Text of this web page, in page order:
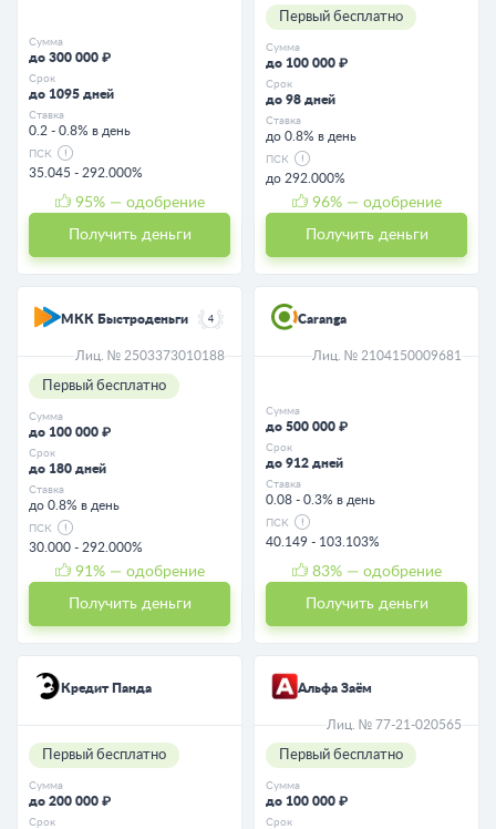
Сумма
до 300 000 ₽
Срок
до 1095 дней
Ставка
0.2 - 0.8% в день
ПСК
35.045 - 292.000%
95% — одобрение
Получить деньги
Первый бесплатно
Сумма
до 100 000 ₽
Срок
до 98 дней
Ставка
до 0.8% в день
ПСК
до 292.000%
96% — одобрение
Получить деньги
МКК Быстроденьги 4
Лиц. № 2503373010188
Первый бесплатно
Сумма
до 100 000 ₽
Срок
до 180 дней
Ставка
до 0.8% в день
ПСК
30.000 - 292.000%
91 % — одобрение
Получить деньги
Caranga
Лиц. № 2104150009681
Сумма
до 500 000 ₽
Срок
до 912 дней
Ставка
0.08 - 0.3% в день
ПСК
40.149 - 103.103%
83% — одобрение
Получить деньги
Кредит Панда
Первый бесплатно
Сумма
до 200 000 ₽
Срок
Альфа Заём
Лиц. № 77-21-020565
Первый бесплатно
Сумма
до 100 000 ₽
Срок